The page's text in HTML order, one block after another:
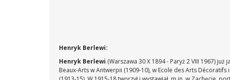
Henryk Berlewi:
Henryk Berlewi (Warszawa 30 X 1894 - Paryż 2 VIII 1967)
Beaux-Arts w Antwerpii (1909-10), w Ecole des Arts